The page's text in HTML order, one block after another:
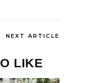
NEXT ARTICLE
LIKE